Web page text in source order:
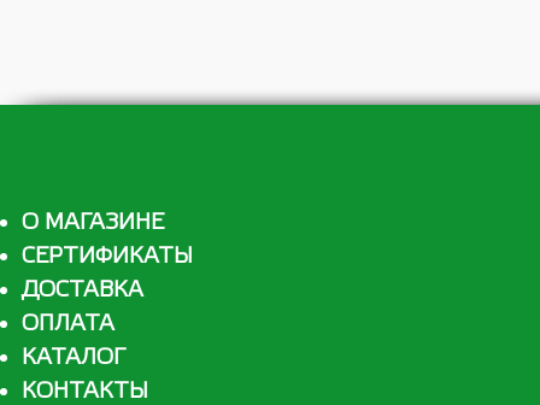
О МАГАЗИНЕ
СЕРТИФИКАТЫ
ДОСТАВКА
ОПЛАТА
КАТАЛОГ
КОНТАКТЫ